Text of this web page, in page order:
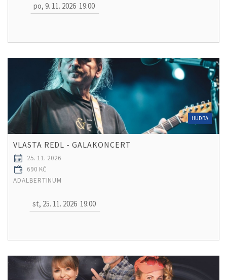
po, 9. 11. 2026 19:00
HUDBA
VLASTA REDL - GALAKONCERT
25. 11. 2026
690 KČ
ADALBERTINUM
st, 25. 11. 2026 19:00